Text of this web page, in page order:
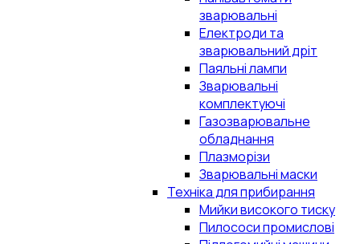
зварювальні
Електроди та
зварювальний дріт
Паяльні лампи
Зварювальні
комплектуючі
Газозварювальне
обладнання
Плазморізи
Зварювальні маски
Техніка для прибирання
Мийки високого тиску
Пилососи промислові